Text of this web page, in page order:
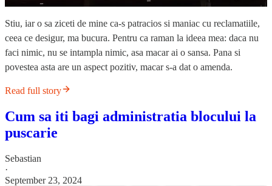
Stiu, iar o sa ziceti de mine ca-s patracios si maniac cu reclamatiile,
ceea ce desigur, ma bucura. Pentru ca raman la ideea mea: daca nu
faci nimic, nu se intampla nimic, asa macar ai o sansa. Pana si
povestea asta are un aspect pozitiv, macar s-a dat o amenda.
Read full story
Cum sa iti bagi administratia blocului la
puscarie
Sebastian
·
September 23, 2024